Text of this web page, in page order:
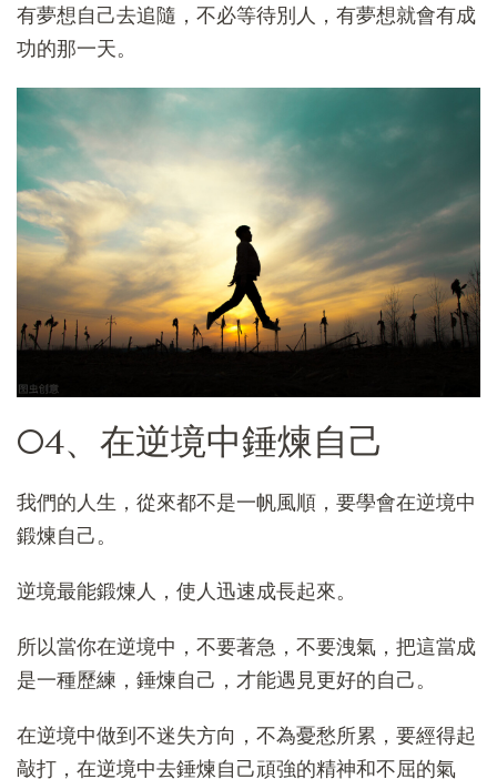
有夢想自己去追隨，不必等待別人，有夢想就會有成
功的那一天。
04、在逆境中錘煉自己
我們的人生，從來都不是一帆風順，要學會在逆境中
鍛煉自己。
逆境最能鍛煉人，使人迅速成長起來。
所以當你在逆境中，不要著急，不要洩氣，把這當成
是一種歷練，錘煉自己，才能遇見更好的自己。
在逆境中做到不迷失方向，不為憂愁所累，要經得起
敲打，在逆境中去錘煉自己頑強的精神和不屈的氣